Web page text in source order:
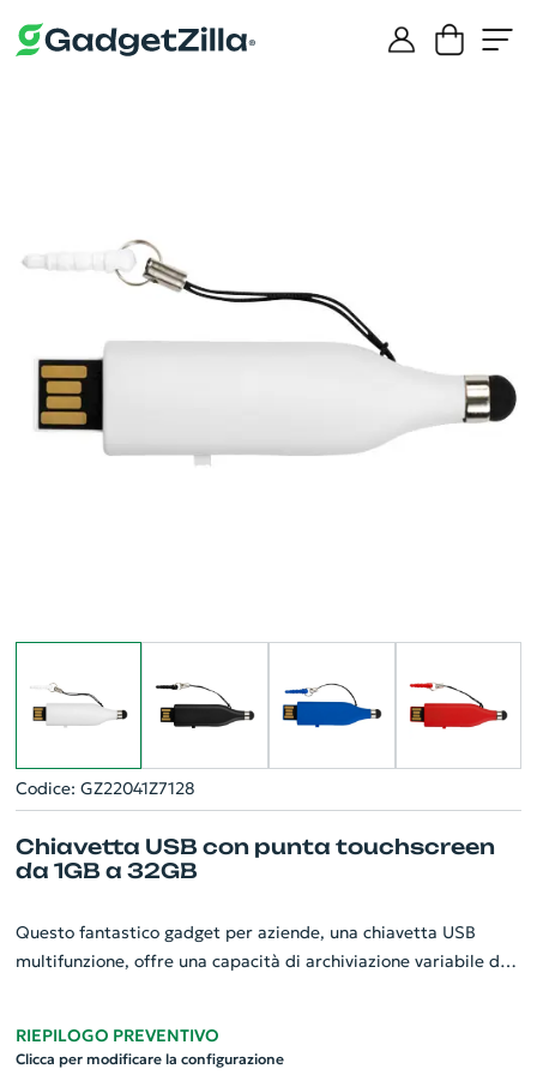
Codice: GZ22041Z7128
Chiavetta USB con punta touchscreen
da 1GB a 32GB
Questo fantastico gadget per aziende, una chiavetta USB
multifunzione, offre una capacità di archiviazione variabile da
plastica resistente, è pensata per durare nel tempo. Il prezzo
RIEPILOGO PREVENTIVO
Clicca per modificare la configurazione